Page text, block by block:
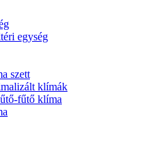
egység
szett
klímák
fűtő klíma